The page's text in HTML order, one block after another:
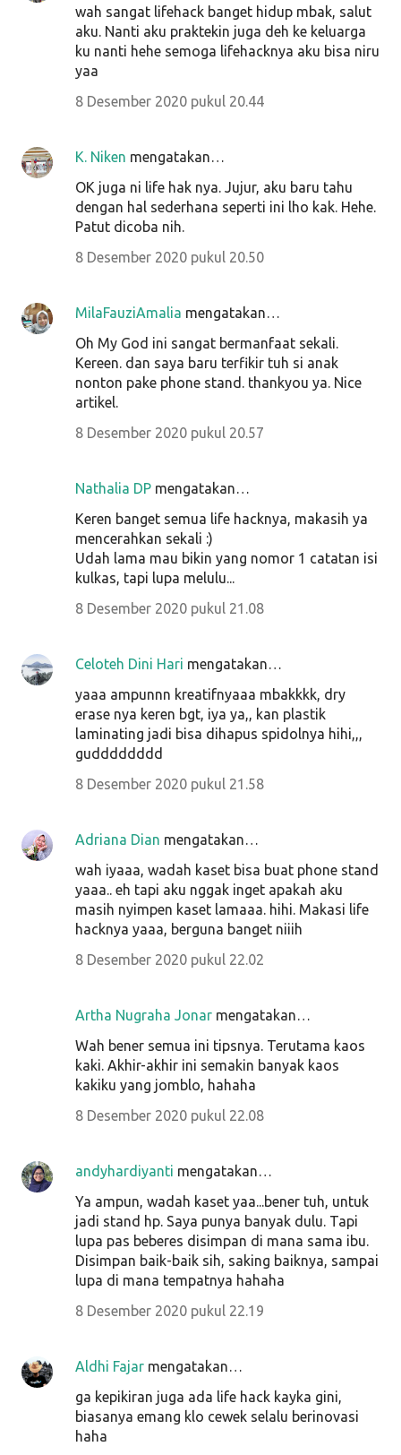
wah sangat lifehack banget hidup mbak, salut
aku. Nanti aku praktekin juga deh ke keluarga
ku nanti hehe semoga lifehacknya aku bisa niru
yaa
8 Desember 2020 pukul 20.44
K. Niken mengatakan…
OK juga ni life hak nya. Jujur, aku baru tahu
dengan hal sederhana seperti ini lho kak. Hehe.
Patut dicoba nih.
8 Desember 2020 pukul 20.50
MilaFauziAmalia mengatakan…
Oh My God ini sangat bermanfaat sekali.
Kereen. dan saya baru terfikir tuh si anak
nonton pake phone stand. thankyou ya. Nice
artikel.
8 Desember 2020 pukul 20.57
Nathalia DP mengatakan…
Keren banget semua life hacknya, makasih ya
mencerahkan sekali :)
Udah lama mau bikin yang nomor 1 catatan isi
kulkas, tapi lupa melulu...
8 Desember 2020 pukul 21.08
Celoteh Dini Hari mengatakan…
yaaa ampunnn kreatifnyaaa mbakkkk, dry
erase nya keren bgt, iya ya,, kan plastik
laminating jadi bisa dihapus spidolnya hihi,,,
gudddddddd
8 Desember 2020 pukul 21.58
Adriana Dian mengatakan…
wah iyaaa, wadah kaset bisa buat phone stand
yaaa.. eh tapi aku nggak inget apakah aku
masih nyimpen kaset lamaaa. hihi. Makasi life
hacknya yaaa, berguna banget niiih
8 Desember 2020 pukul 22.02
Artha Nugraha Jonar mengatakan…
Wah bener semua ini tipsnya. Terutama kaos
kaki. Akhir-akhir ini semakin banyak kaos
kakiku yang jomblo, hahaha
8 Desember 2020 pukul 22.08
andyhardiyanti mengatakan…
Ya ampun, wadah kaset yaa...bener tuh, untuk
jadi stand hp. Saya punya banyak dulu. Tapi
lupa pas beberes disimpan di mana sama ibu.
Disimpan baik-baik sih, saking baiknya, sampai
lupa di mana tempatnya hahaha
8 Desember 2020 pukul 22.19
Aldhi Fajar mengatakan…
ga kepikiran juga ada life hack kayka gini,
biasanya emang klo cewek selalu berinovasi
haha